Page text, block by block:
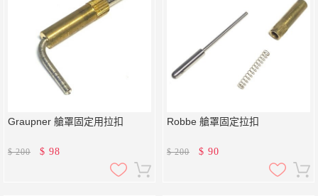
Graupner 艙罩固定用拉扣
$200 $ 98
Robbe 艙罩固定拉扣
$200 $ 90